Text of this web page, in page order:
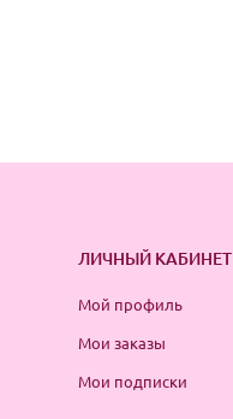
ЛИЧНЫЙ КАБИНЕТ
Мой профиль
Мои заказы
Мои подписки